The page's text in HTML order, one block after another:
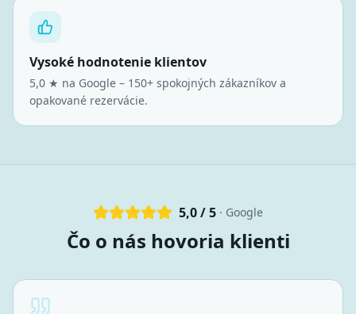
Vysoké hodnotenie klientov
5,0 ★ na Google – 150+ spokojných zákazníkov a
opakované rezervácie.
5,0 / 5 · Google
Čo o nás hovoria klienti